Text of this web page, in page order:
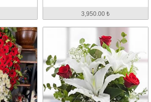
3,950.00 ₺